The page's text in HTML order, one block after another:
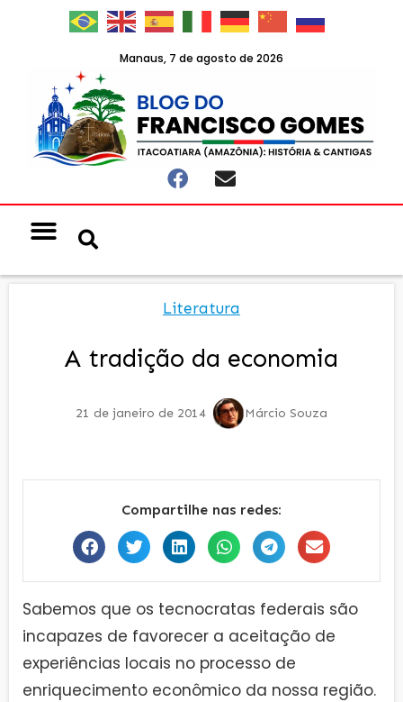
Manaus, 7 de agosto de 2026
Literatura
A tradição da economia
21 de janeiro de 2014 Márcio Souza
Compartilhe nas redes:
Sabemos que os tecnocratas federais são
incapazes de favorecer a aceitação de
experiências locais no processo de
enriquecimento econômico da nossa região.